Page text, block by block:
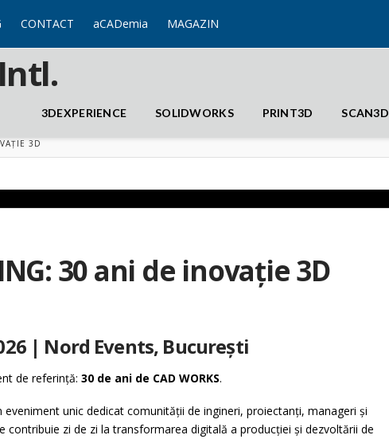
CONTACT aCADemia MAGAZIN
3DEXPERIENCE SOLIDWORKS PRINT3D SCAN3D
3D
30 ani de inovație 3D
| Nord Events, București
de referință: 30 de ani de CAD WORKS.
eveniment unic dedicat comunității de ingineri, proiectanți, manageri și
contribuie zi de zi la transformarea digitală a producției și dezvoltării de